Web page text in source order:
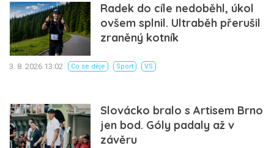
Radek do cíle nedoběhl, úkol
ovšem splnil. Ultraběh přerušil
zraněný kotník
3. 8. 2026 13:02 Co se děje Sport VS
Slovácko bralo s Artisem Brno
jen bod. Góly padaly až v
závěru